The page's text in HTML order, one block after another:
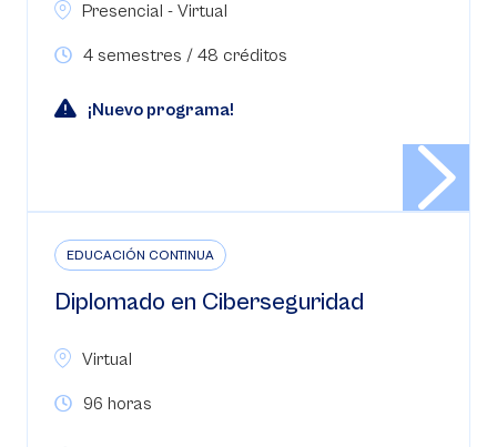
Presencial - Virtual
4 semestres / 48 créditos
¡Nuevo programa!
EDUCACIÓN CONTINUA
Diplomado en Ciberseguridad
Virtual
96 horas